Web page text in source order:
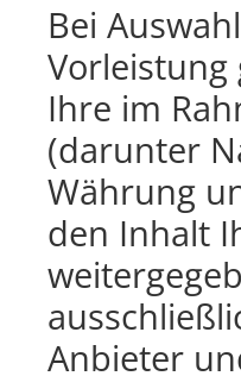
Bei
Vorleistung
Ihre im
(darunter
Währung
den Inhalt
Anbieter